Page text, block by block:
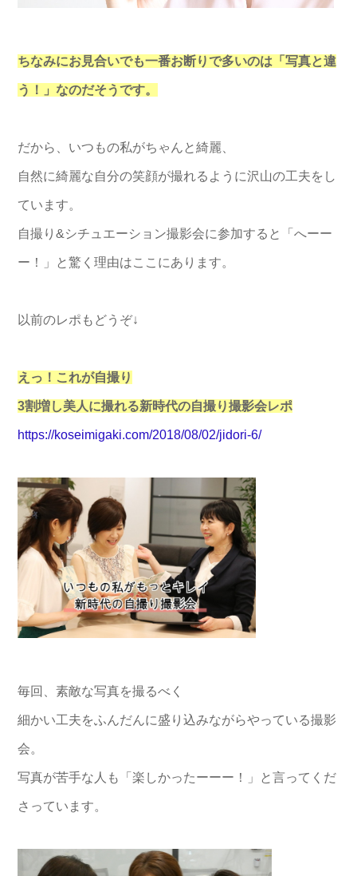
ちなみにお見合いでも一番お断りで多いのは「写真と違
う！」なのだそうです。
だから、いつもの私がちゃんと綺麗、
自然に綺麗な自分の笑顔が撮れるように沢山の工夫をし
ています。
自撮り&シチュエーション撮影会に参加すると「へーー
ー！」と驚く理由はここにあります。
以前のレポもどうぞ↓
えっ！これが自撮り
3割増し美人に撮れる新時代の自撮り撮影会レポ
https://koseimigaki.com/2018/08/02/jidori-6/
毎回、素敵な写真を撮るべく
細かい工夫をふんだんに盛り込みながらやっている撮影
会。
写真が苦手な人も「楽しかったーーー！」と言ってくだ
さっています。